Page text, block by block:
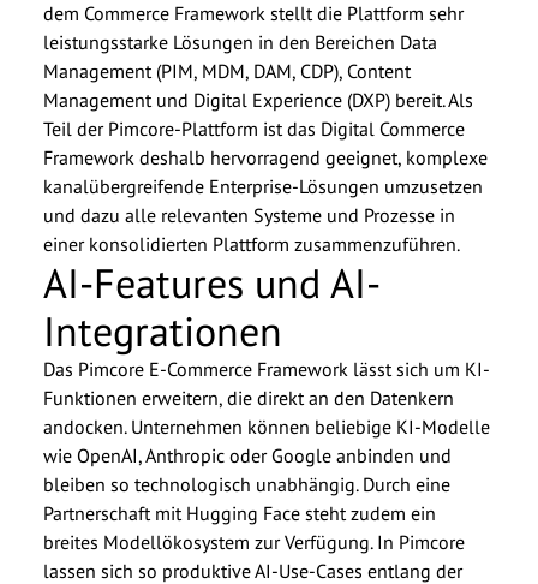
dem Commerce Framework stellt die Plattform sehr
leistungsstarke Lösungen in den Bereichen Data
Management (PIM, MDM, DAM, CDP), Content
Management und Digital Experience (DXP) bereit. Als
Teil der Pimcore-Plattform ist das Digital Commerce
Framework deshalb hervorragend geeignet, komplexe
kanalübergreifende Enterprise-Lösungen umzusetzen
und dazu alle relevanten Systeme und Prozesse in
einer konsolidierten Plattform zusammenzuführen.
AI-Features und AI-
Integrationen
Das Pimcore E-Commerce Framework lässt sich um KI-
Funktionen erweitern, die direkt an den Datenkern
andocken. Unternehmen können beliebige KI-Modelle
wie OpenAI, Anthropic oder Google anbinden und
bleiben so technologisch unabhängig. Durch eine
Partnerschaft mit Hugging Face steht zudem ein
breites Modellökosystem zur Verfügung. In Pimcore
lassen sich so produktive AI-Use-Cases entlang der